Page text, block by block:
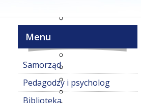
Menu
Samorząd
Pedagodzy i psycholog
Biblioteka